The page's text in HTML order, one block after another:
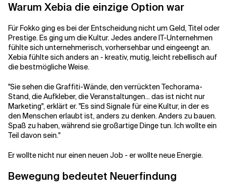
Warum Xebia die einzige Option war
Für Fokko ging es bei der Entscheidung nicht um Geld, Titel oder
Prestige. Es ging um die Kultur. Jedes andere IT-Unternehmen
fühlte sich unternehmerisch, vorhersehbar und eingeengt an.
Xebia fühlte sich anders an - kreativ, mutig, leicht rebellisch auf
die bestmögliche Weise.
"Sie sehen die Graffiti-Wände, den verrückten Techorama-
Stand, die Aufkleber, die Veranstaltungen... das ist nicht nur
Marketing", erklärt er. "Es sind Signale für eine Kultur, in der es
den Menschen erlaubt ist, anders zu denken. Anders zu bauen.
Spaß zu haben, während sie großartige Dinge tun. Ich wollte ein
Teil davon sein."
Er wollte nicht nur einen neuen Job - er wollte neue Energie.
Bewegung bedeutet Neuerfindung